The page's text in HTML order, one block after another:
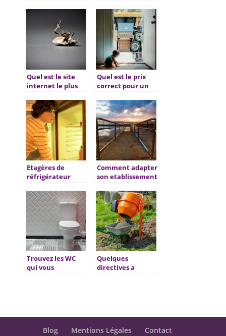
apprenants
votre calme dans
la maison ?
Quel est le site
internet le plus
les punaises de lit
?
Quel est le prix
correct pour un
Etagères de
réfrigérateur
étapes pour
remplacer cette
pièce détachée
Comment adapter
son etablissement
mobilite reduite ?
Trouvez les WC
qui vous
Quelques
directives a
Blog Mentions Légales Contact